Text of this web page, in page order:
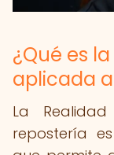
¿Qué es
aplicada
La
repostería